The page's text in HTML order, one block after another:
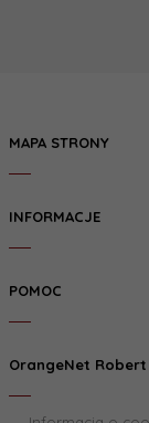
MAPA STRONY
INFORMACJE
POMOC
OrangeNet Robert